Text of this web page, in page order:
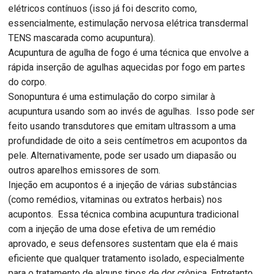
elétricos contínuos (isso já foi descrito como,
essencialmente, estimulação nervosa elétrica transdermal
TENS mascarada como acupuntura).
Acupuntura de agulha de fogo é uma técnica que envolve a
rápida inserção de agulhas aquecidas por fogo em partes
do corpo.
Sonopuntura é uma estimulação do corpo similar à
acupuntura usando som ao invés de agulhas. Isso pode ser
feito usando transdutores que emitam ultrassom a uma
profundidade de oito a seis centímetros em acupontos da
pele. Alternativamente, pode ser usado um diapasão ou
outros aparelhos emissores de som.
Injeção em acupontos é a injeção de várias substâncias
(como remédios, vitaminas ou extratos herbais) nos
acupontos. Essa técnica combina acupuntura tradicional
com a injeção de uma dose efetiva de um remédio
aprovado, e seus defensores sustentam que ela é mais
eficiente que qualquer tratamento isolado, especialmente